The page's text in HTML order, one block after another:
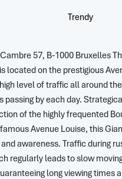
Trendy
57, B-1000 Bruxelles
located on the prestigious
level of traffic all around
passing by each day.
of the highly frequented
Avenue Louise, this
awareness. Traffic during
regularly leads to slow
long viewing times